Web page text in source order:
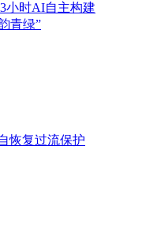
小时AI自主构建
青绿”
恢复过流保护